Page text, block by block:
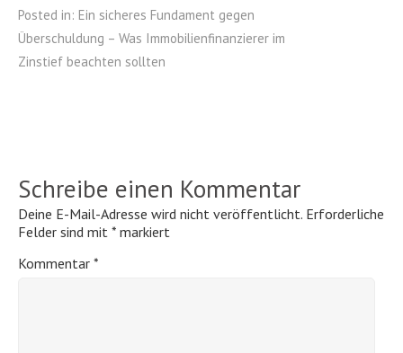
Posted in: Ein sicheres Fundament gegen
Überschuldung – Was Immobilienfinanzierer im
Zinstief beachten sollten
Schreibe einen Kommentar
Deine E-Mail-Adresse wird nicht veröffentlicht. Erforderliche
Felder sind mit * markiert
Kommentar *